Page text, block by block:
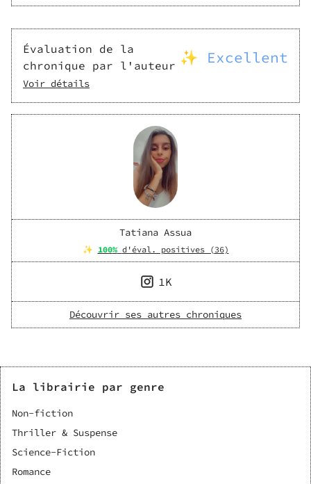
Évaluation de la
chronique par l'auteur ✨ Excellent
Voir détails
Tatiana Assua
✨ 100% d'éval. positives (36)
1K
Découvrir ses autres chroniques
La librairie par genre
Non-fiction
Thriller & Suspense
Science-Fiction
Romance